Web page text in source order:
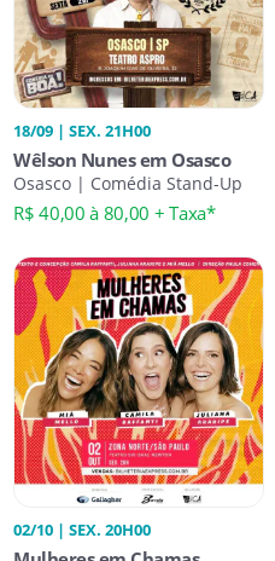
18/09 | SEX. 21H00
Wêlson Nunes em Osasco
Osasco | Comédia Stand-Up
R$ 40,00 à 80,00 + Taxa*
02/10 | SEX. 20H00